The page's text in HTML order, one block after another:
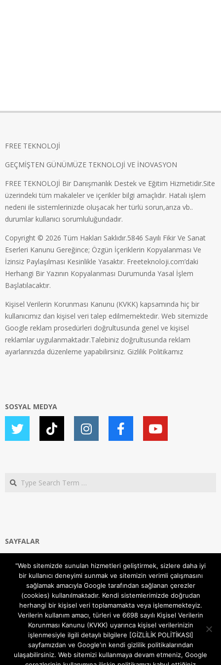
FREE TEKNOLOJİ
GEÇMİŞTEN GÜNÜMÜZE TEKNOLOJİ VE İNOVASYON
FREE TEKNOLOJİ Bir Danışmanlık Destek ve Eğitim Hizmetidir.Site
üzerindeki tüm makaleler ve içerikler bilgi amaçlıdır. Hatalı işlem
nedeni ile sistemlerinizde oluşacak her türlü sorun,arıza vb..
durumlar kullanıcı sorumluluğundadır.
Copyright © 2026 Tüm Hakları Saklıdır.5846 Sayılı Fikir Ve Sanat
Eserleri Kanunu Gereğince; Özgün İçeriklerin Kopyalanması Ve
İzinsiz Paylaşılması Kesinlikle Yasaktır. Freeteknoloji.com’daki
Herhangi Bir Yazının Kopyalanması Durumunda Yasal İşlem
Başlatılacaktır.
Kişisel Verilerin Korunması Kanunu (KVKK) kapsamında hiç bir
kullanıcımız dan kişisel veri talep edilmemektedir. Web sitemizde
Google reklam prosedürleri doğrultusunda genel ve kişisel
reklamlar uygulanmaktadır.Talebiniz doğrultusunda reklam
ayarlarınızda düzenleme yapabilirsiniz. Gizlilik Politikamız
SOSYAL MEDYA
Search
SAYFALAR
Gizlilik ve Çerezler (Cookies) Politikası
Hakkımızda
İletişim Kanalları
MODEM KURULUM
TEKNİK DESTEK
TELEVİZYON SİSTEMLERİ
"Web sitemizde sunulan hizmetleri geliştirmek, sizlere daha iyi
bir kullanıcı deneyimi sunmak ve sitemizin verimli çalışmasını
sağlamak amacıyla Google tarafından sağlanan çerezler
(cookies) kullanılmaktadır. Kendi sistemlerimizde doğrudan
herhangi bir kişisel veri toplamamakta veya işlememekteyiz.
Verilerin kullanım amacı, türleri ve 6698 sayılı Kişisel Verilerin
Korunması Kanunu (KVKK) uyarınca kişisel verilerinizin
işlenmesiyle ilgili detaylı bilgilere [GİZLİLİK POLİTİKASI]
sayfamızdan ve Google'ın kendi gizlilik politikalarından
ulaşabilirsiniz. Web sitemizi kullanmaya devam etmeniz, Google